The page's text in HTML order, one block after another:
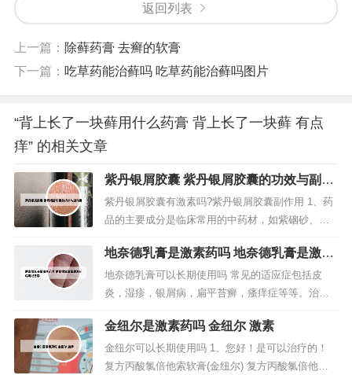
返回列表
上一篇： 除藓药膏 去癣的软膏
下一篇： 吃草药能治藓吗 吃草药能治藓吗图片
“背上长了一块藓用什么药膏 背上长了一块藓 有点
痒” 的相关文章
紫丹银屑胶囊 紫丹银屑胶囊的功效与副作
用
紫丹银屑胶囊有激素吗?紫丹银屑胶囊副作用 1、药
品的主要成分是临床常用的中药材，如紫硇砂、决
明子、附子(制)、干姜等，所以安全稳定性是比较高
的，副作用较小，患者在药师的指导下用药，通常
是不会出现明显的不良反应。2、紫丹银屑胶囊是中
成药，副作用小，只要合理用药，长期服用是没有
问题的。 紫丹银屑胶囊的成...
地奈德乳膏是激素药吗 地奈德乳膏是激素
药吗可以备孕
地奈德乳膏可以长期使用吗 常见的适应症包括皮
炎，湿疹，银屑病，扁平苔癣，瘙痒症等等。治疗
效果比较好，一般明显见效后，逐渐减少用药次
数。毕竟是激素类药膏，也不能长期使用。奈德乳
膏是激素类药物，对于宝宝的湿疹与一定的治疗作
用，在一定情况下可以暂时使用，不建议长期使
金纽尔是激素药吗 金纽尔 激素
金纽尔可以长期使用吗 1、您好！是可以治疗的！
复方丙酸氯倍他索软膏(金纽尔) 复方丙酸氯倍他索